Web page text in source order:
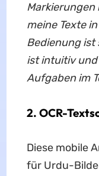
Markierungen
meine Texte
Bedienung ist
ist intuitiv und
Aufgaben im
2. OCR-
Diese mobile
für Urdu-